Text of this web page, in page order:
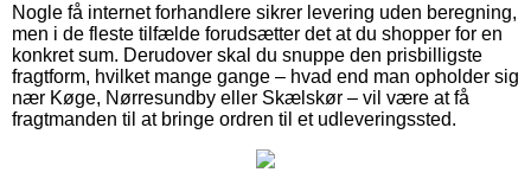
Nogle få internet forhandlere sikrer levering uden beregning,
men i de fleste tilfælde forudsætter det at du shopper for en
konkret sum. Derudover skal du snuppe den prisbilligste
fragtform, hvilket mange gange – hvad end man opholder sig
nær Køge, Nørresundby eller Skælskør – vil være at få
fragtmanden til at bringe ordren til et udleveringssted.